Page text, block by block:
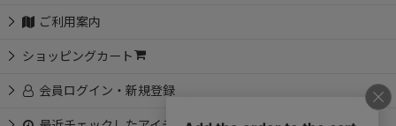
ご利用案内
ショッピングカート
会員ログイン・新規登録